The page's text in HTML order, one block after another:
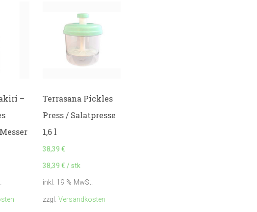
–
Terrasana Pickles
Press / Salatpresse
1,6 l
38,39€
38,39€ /stk
inkl. 19 % MwSt.
zzgl.Versandkosten